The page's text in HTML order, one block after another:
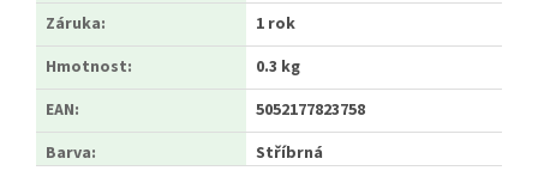
Záruka:
1 rok
Hmotnost:
0.3 kg
EAN:
5052177823758
Barva: Stříbrná